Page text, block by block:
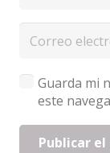
Guarda mi
este
Publicar